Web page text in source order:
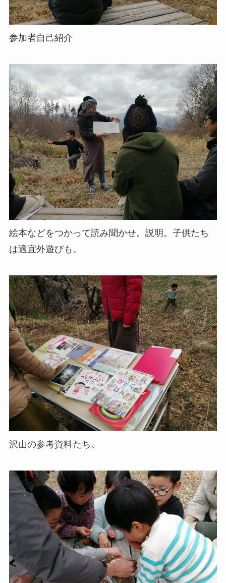
参加者自己紹介
絵本などをつかって読み聞かせ。説明。子供たち
は適宜外遊びも。
沢山の参考資料たち。